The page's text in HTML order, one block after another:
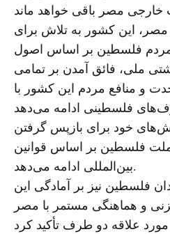
این کشور به تلاش برای
مردم فلسطین بر اساس اصول
ملی، فائق آمدن بر تمامی
و منافع مردم این کشور با
خود برای بازپس گرفتن
فلسطین بر اساس قوانین
بین‌المللی ادامه می‌دهد.
فلسطین نیز بر آمادگی این
و هماهنگی مستمر با مصر